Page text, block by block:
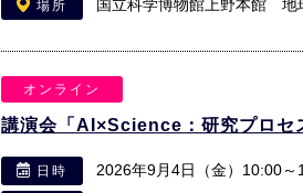
場所 国立科学博物館上野本館 地
オンライン
講演会「AI×Science：研究プロセ
日時 2026年9月4日（金）10:00～